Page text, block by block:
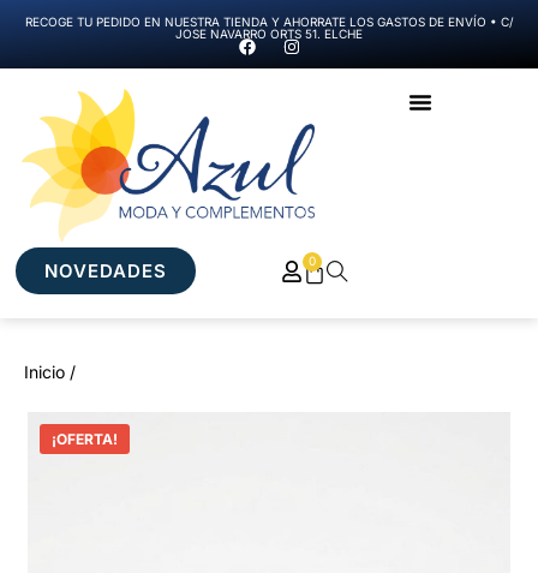
RECOGE TU PEDIDO EN NUESTRA TIENDA Y AHORRATE LOS GASTOS DE ENVÍO • C/
JOSE NAVARRO ORTS 51. ELCHE
NOVEDADES 0
Inicio /
¡OFERTA!